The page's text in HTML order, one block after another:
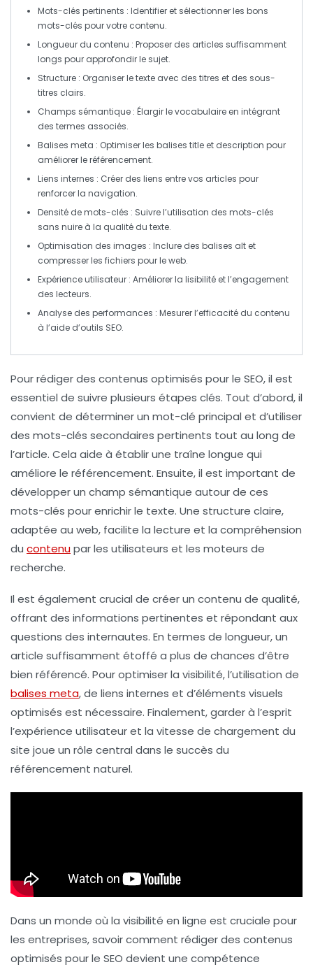
Mots-clés pertinents : Identifier et sélectionner les bons
mots-clés pour votre contenu.
Longueur du contenu : Proposer des articles suffisamment
longs pour approfondir le sujet.
Structure : Organiser le texte avec des titres et des sous-
titres clairs.
Champs sémantique : Élargir le vocabulaire en intégrant
des termes associés.
Balises meta : Optimiser les balises title et description pour
améliorer le référencement.
Liens internes : Créer des liens entre vos articles pour
renforcer la navigation.
Densité de mots-clés : Suivre l’utilisation des mots-clés
sans nuire à la qualité du texte.
Optimisation des images : Inclure des balises alt et
compresser les fichiers pour le web.
Expérience utilisateur : Améliorer la lisibilité et l’engagement
des lecteurs.
Analyse des performances : Mesurer l’efficacité du contenu
à l’aide d’outils SEO.
Pourrédiger des contenus optimisés pour le SEO, il est
essentiel de suivre plusieurs étapes clés. Tout d’abord, il
convient de déterminer un mot-clé principal et d’utiliser
des mots-clés secondaires pertinents tout au long de
l’article. Cela aide à établir une traîne longue qui
améliore le référencement. Ensuite, il est important de
développer un champ sémantique autour de ces
mots-clés pour enrichir le texte. Une structure claire,
adaptée au web, facilite la lecture et la compréhension
du contenupar les utilisateurs et les moteurs de
recherche.
Il est également crucial de créer un contenu de qualité,
offrant des informations pertinentes et répondant aux
questions des internautes. En termes de longueur, un
article suffisamment étoffé a plus de chances d’être
bien référencé. Pour optimiser la visibilité, l’utilisation de
balises meta, de liens internes et d’éléments visuels
optimisés est nécessaire. Finalement, garder à l’esprit
l’expérience utilisateur et la vitesse de chargement du
site joue un rôle central dans le succès du
référencement naturel.
Dans un monde où la visibilité en ligne est cruciale pour
les entreprises, savoir comment rédiger des contenus
optimisés pour le SEO devient une compétence